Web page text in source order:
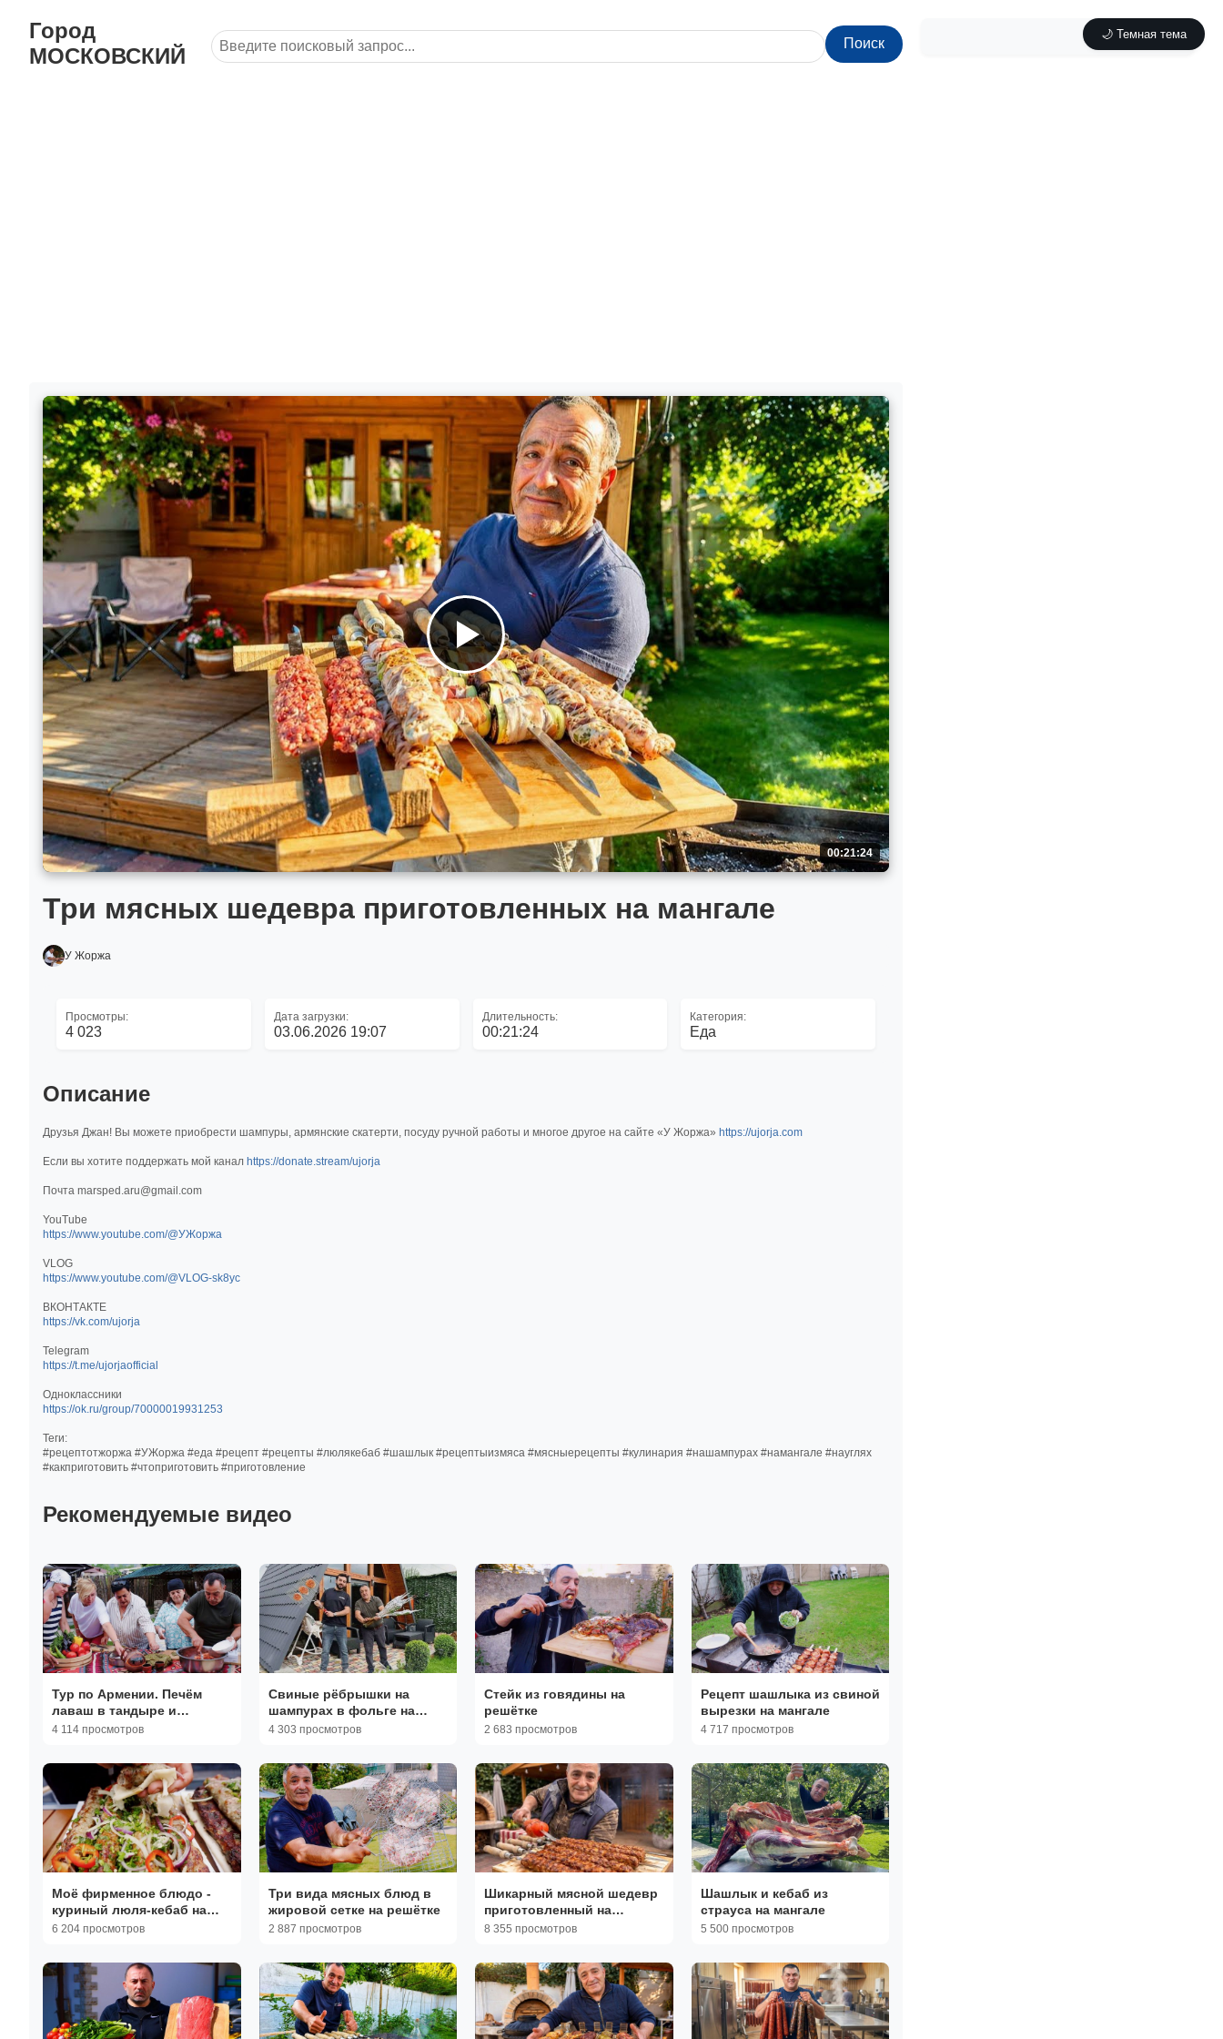
🌙 Темная тема
Город
МОСКОВСКИЙ
Поиск
00:21:24
Три мясных шедевра приготовленных на мангале
У Жоржа
Просмотры:
4 023
Дата загрузки:
03.06.2026 19:07
Длительность:
00:21:24
Категория:
Еда
Описание
Друзья Джан! Вы можете приобрести шампуры, армянские скатерти, посуду ручной работы и многое другое на сайте «У Жоржа» https://ujorja.com
Если вы хотите поддержать мой канал https://donate.stream/ujorja
Почта marsped.aru@gmail.com
YouTube
https://www.youtube.com/@УЖоржа
VLOG
https://www.youtube.com/@VLOG-sk8yc
ВКОНТАКТЕ
https://vk.com/ujorja
Telegram
https://t.me/ujorjaofficial
Одноклассники
https://ok.ru/group/70000019931253
Теги:
#рецептотжоржа #УЖоржа #еда #рецепт #рецепты #люлякебаб #шашлык #рецептыизмяса #мясныерецепты #кулинария #нашампурах #намангале #науглях
#какприготовить #чтоприготовить #приготовление
Рекомендуемые видео
Тур по Армении. Печём
лаваш в тандыре и
готовим долму из
4 114 просмотров
Свиные рёбрышки на
шампурах в фольге на
мангале
4 303 просмотров
Стейк из говядины на
решётке
2 683 просмотров
Рецепт шашлыка из свиной
вырезки на мангале
4 717 просмотров
Моё фирменное блюдо -
куриный люля-кебаб на
мангале
6 204 просмотров
Три вида мясных блюд в
жировой сетке на решётке
2 887 просмотров
Шикарный мясной шедевр
приготовленный на
мангале
8 355 просмотров
Шашлык и кебаб из
страуса на мангале
5 500 просмотров